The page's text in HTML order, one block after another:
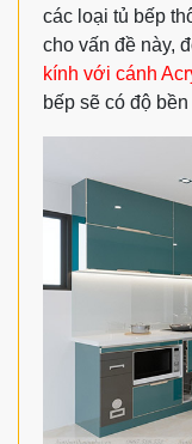
các loại tủ bếp
cho vấn đề này,
kính với cánh
bếp sẽ có độ